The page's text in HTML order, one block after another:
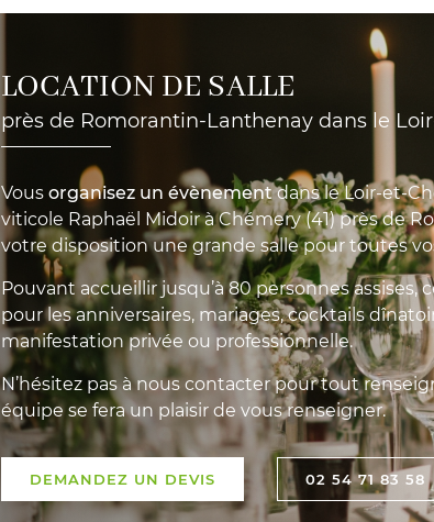
LOCATION DE SALLE
près de Romorantin-Lanthenay dans le
Vousorganisez un évènementdans le Loir-et-
viticole Raphaël Midoir à Chémery (41) près de
votre disposition une grande salle pour toutes
Pouvant accueillir jusqu’à 80 personnes assises,
pour les anniversaires, mariages, cocktails
manifestation privée ou professionnelle.
N’hésitez pas à nous contacter pour tout
équipe se fera un plaisir de vous renseigner.
DEMANDEZ UN DEVIS 02 54 71 83 58